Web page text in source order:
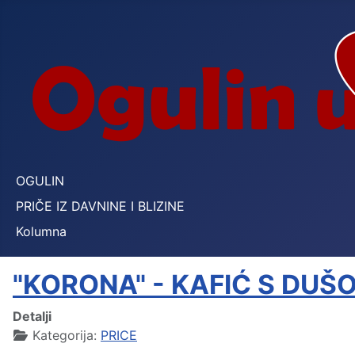
OGULIN
PRIČE IZ DAVNINE I BLIZINE
Kolumna
"KORONA" - KAFIĆ S
Detalji
Kategorija: PRICE